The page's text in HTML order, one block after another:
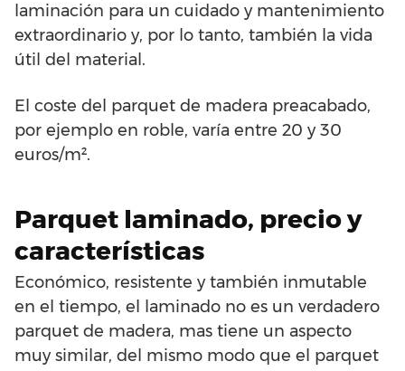
laminación para un cuidado y mantenimiento
extraordinario y, por lo tanto, también la vida
útil del material.
El coste del parquet de madera preacabado,
por ejemplo en roble, varía entre 20 y 30
euros/m².
Parquet laminado, precio y
características
Económico, resistente y también inmutable
en el tiempo, el laminado no es un verdadero
parquet de madera, mas tiene un aspecto
muy similar, del mismo modo que el parquet